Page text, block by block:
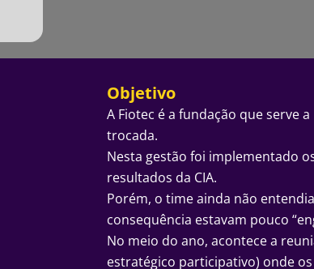
Objetivo
A Fiotec é a fundação que serve
trocada.
Nesta gestão foi implementado
resultados da CIA.
Porém, o time ainda não
consequência estavam pouco
No meio do ano, acontece a
estratégico participativo) onde